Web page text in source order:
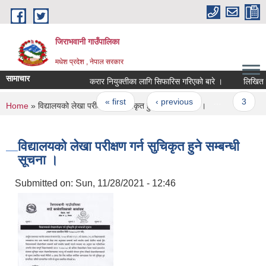
Skip to main content
जिराभवानी गाउँपालिका
मधेश प्रदेश , नेपाल सरकार
सामाचार करार नियुक्तीका लागि सिफारिस गरिएको बारे । लिखित
Pages
« first ‹ previous …
You are here
Home » विद्यालयको लेखा परीक्षण गर्न सुचिकृत हुने सम्बन्धी सूचना ।
विद्यालयको लेखा परीक्षण गर्न सुचिकृत हुने सम्बन्धी
सूचना ।
Submitted on: Sun, 11/28/2021 - 12:46